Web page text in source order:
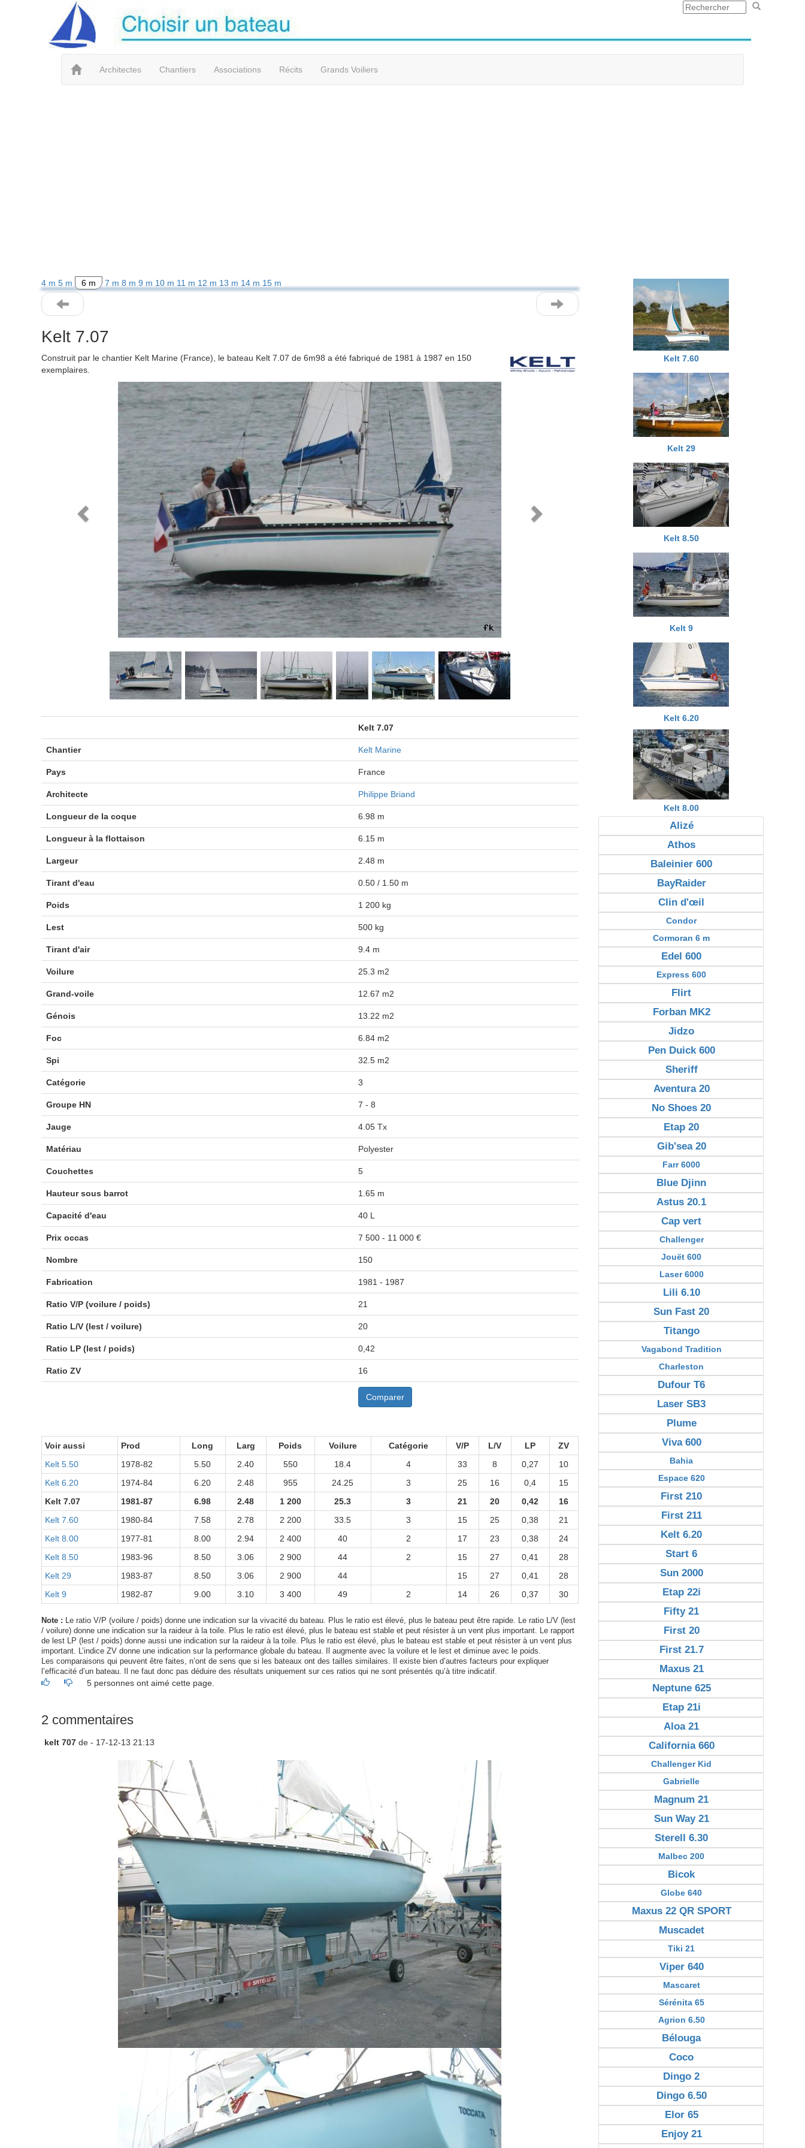
Architectes Chantiers Associations Récits Grands Voiliers
4 m 5 m 6 m 7 m 8 m 9 m 10 m 11 m 12 m 13 m 14 m 15 m
Kelt 7.07
Construit par le chantier Kelt Marine (France), le bateau Kelt 7.07 de 6m98 a été fabriqué de 1981 à 1987 en 150
exemplaires.
Kelt 7.07
Chantier Kelt Marine
Pays France
Architecte Philippe Briand
Longueur de la coque 6.98 m
Longueur à la flottaison 6.15 m
Largeur 2.48 m
Tirant d'eau 0.50 / 1.50 m
Poids 1 200 kg
Lest 500 kg
Tirant d'air 9.4 m
Voilure 25.3 m2
Grand-voile 12.67 m2
Génois 13.22 m2
Foc 6.84 m2
Spi 32.5 m2
Catégorie 3
Groupe HN 7 - 8
Jauge 4.05 Tx
Matériau Polyester
Couchettes 5
Hauteur sous barrot 1.65 m
Capacité d'eau 40 L
Prix occas 7 500 - 11 000 €
Nombre 150
Fabrication 1981 - 1987
Ratio V/P (voilure / poids) 21
Ratio L/V (lest / voilure) 20
Ratio LP (lest / poids) 0,42
Ratio ZV 16
Comparer
Voir aussi Prod Long Larg Poids Voilure Catégorie V/P L/V LP
ZV
Kelt 5.50
1978-82 5.50 2.40 550 18.4 4 33 8 0,27
10
Kelt 6.20
1974-84 6.20 2.48 955 24.25 3 25 16 0,4
15
Kelt 7.07
1981-87 6.98 2.48 1 200 25.3 3 21 20 0,42
16
Kelt 7.60
1980-84 7.58 2.78 2 200 33.5 3 15 25 0,38
21
Kelt 8.00
1977-81 8.00 2.94 2 400 40 2 17 23 0,38
24
Kelt 8.50
1983-96 8.50 3.06 2 900 44 2 15 27 0,41
28
Kelt 29
1983-87 8.50 3.06 2 900 44 15 27 0,41
28
Kelt 9
1982-87 9.00 3.10 3 400 49 2 14 26 0,37 30
Note : Le ratio V/P (voilure / poids) donne une indication sur la vivacité du bateau. Plus le ratio est élevé, plus le bateau peut être rapide. Le ratio L/V (lest
/ voilure) donne une indication sur la raideur à la toile. Plus le ratio est élevé, plus le bateau est stable et peut résister à un vent plus important. Le rapport
de lest LP (lest / poids) donne aussi une indication sur la raideur à la toile. Plus le ratio est élevé, plus le bateau est stable et peut résister à un vent plus
important. L’indice ZV donne une indication sur la performance globale du bateau. Il augmente avec la voilure et le lest et diminue avec le poids.
Les comparaisons qui peuvent être faites, n’ont de sens que si les bateaux ont des tailles similaires. Il existe bien d’autres facteurs pour expliquer
l’efficacité d’un bateau. Il ne faut donc pas déduire des résultats uniquement sur ces ratios qui ne sont présentés qu’à titre indicatif.
5 personnes ont aimé cette page.
2 commentaires
kelt 707de - 17-12-13 21:13
Kelt 7.60
Kelt 29
Kelt 8.50
Kelt 9
Kelt 6.20
Kelt 8.00
Alizé
Athos
Baleinier 600
BayRaider
Clin d'œil
Condor
Cormoran 6 m
Edel 600
Express 600
Flirt
Forban MK2
Jidzo
Pen Duick 600
Sheriff
Aventura 20
No Shoes 20
Etap 20
Gib'sea 20
Farr 6000
Blue Djinn
Astus 20.1
Cap vert
Challenger
Jouët 600
Laser 6000
Lili 6.10
Sun Fast 20
Titango
Vagabond Tradition
Charleston
Dufour T6
Laser SB3
Plume
Viva 600
Bahia
Espace 620
First 210
First 211
Kelt 6.20
Start 6
Sun 2000
Etap 22i
Fifty 21
First 20
First 21.7
Maxus 21
Neptune 625
Etap 21i
Aloa 21
California 660
Challenger Kid
Gabrielle
Magnum 21
Sun Way 21
Sterell 6.30
Malbec 200
Bicok
Globe 640
Maxus 22 QR SPORT
Muscadet
Tiki 21
Viper 640
Mascaret
Sérénita 65
Agrion 6.50
Bélouga
Coco
Dingo 2
Dingo 6.50
Elor 65
Enjoy 21